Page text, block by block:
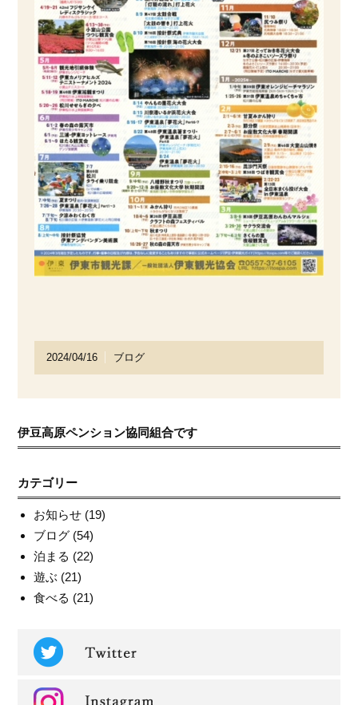
2024/04/16 ブログ
伊豆高原ペンション協同組合です
カテゴリー
お知らせ (19)
ブログ (54)
泊まる (22)
遊ぶ (21)
食べる (21)